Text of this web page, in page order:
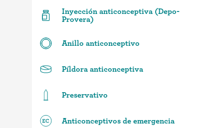
Inyección anticonceptiva (Depo-
Provera)
Anillo anticonceptivo
Píldora anticonceptiva
Preservativo
Anticonceptivos de emergencia